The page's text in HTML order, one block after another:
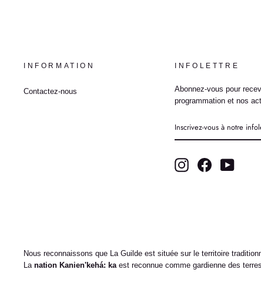
INFORMATION
Contactez-nous
INFOLETTRE
Abonnez-vous pour
programmation et nos
VOUS
À
INFOLETTRE
InstagramFacebook
Nous reconnaissons que La Guilde est située sur le territoire
La nation Kanien'kehá: ka est reconnue comme gardienne des